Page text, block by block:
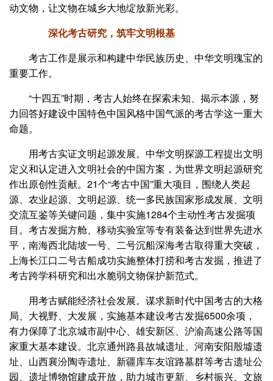
动文物，让文物在城乡大地绽放新光彩。
深化考古研究，筑牢文明根基
考古工作是展示和构建中华民族历史、中华文明瑰宝的
重要工作。
“十四五”时期，考古人始终在探索未知、揭示本源，努
力回答好建设中国特色中国风格中国气派的考古学这一重大
命题。
用考古实证文明起源发展。中华文明探源工程提出文明
定义和认定进入文明社会的中国方案，为世界文明起源研究
作出原创性贡献。21个“考古中国”重大项目，围绕人类起
源、农业起源、文明起源、统一多民族国家形成发展、文明
交流互鉴等关键问题，集中实施1284个主动性考古发掘项
目。考古发掘方舱、移动实验室等专有装备达到世界先进水
平，南海西北陆坡一号、二号沉船深海考古取得重大突破，
上海长江口二号古船成功实施整体打捞和考古发掘，推进了
考古跨学科研究和出水脆弱文物保护新范式。
用考古赋能经济社会发展。谋求新时代中国考古的大格
局、大视野、大发展，实施基本建设考古发掘6500余项，
有力保障了北京城市副中心、雄安新区、沪渝高速公路等国
家重大基本建设。北京通州路县故城遗址、河南安阳殷墟遗
址、山西襄汾陶寺遗址、新疆库车友谊路墓群等考古遗址公
园、遗址博物馆建成开放，助力城市更新、乡村振兴、文旅